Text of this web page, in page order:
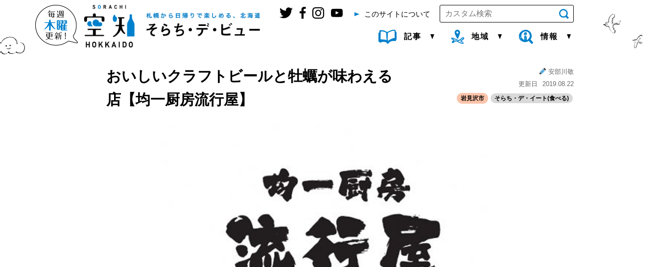
このサイトについて
記事 地域 情報
おいしいクラフトビールと牡蠣が味わえる
店【均一厨房流行屋】
安部川敬
更新日
2019.08.22
岩見沢市 そらち・デ・イート(食べる)